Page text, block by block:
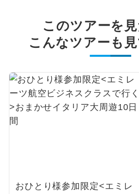
このツアーを
こんなツアーも
おひとり様参加限定<エミレ